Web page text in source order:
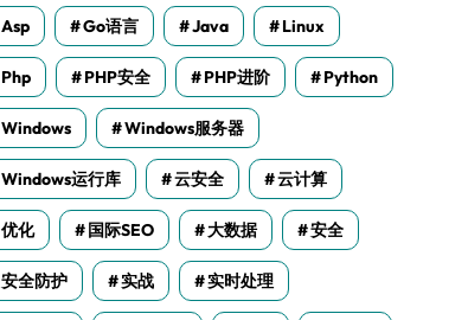
Asp Go语言 Java Linux
Php PHP安全 PHP进阶 Python
Windows Windows服务器
Windows运行库 云安全 云计算
优化 国际SEO 大数据 安全
安全防护 实战 实时处理